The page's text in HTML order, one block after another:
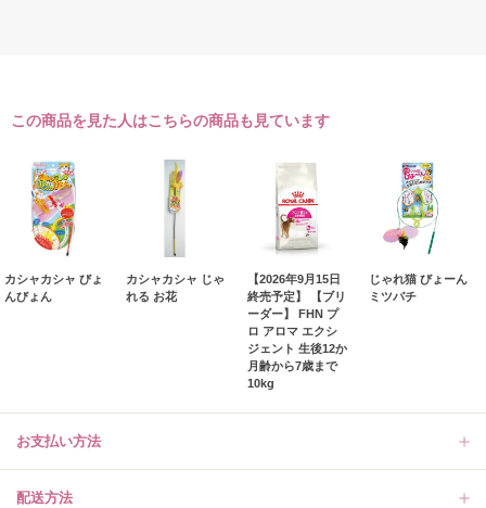
この商品を見た人はこちらの商品も見ています
カシャカシャ びょ
んびょん
カシャカシャ じゃ
れる お花
【2026年9月15日
終売予定】 【ブリ
ーダー】 FHN プ
ロ アロマ エクシ
ジェント 生後12か
月齢から7歳まで
10kg
じゃれ猫 びょーん
ミツバチ
お支払い方法
配送方法